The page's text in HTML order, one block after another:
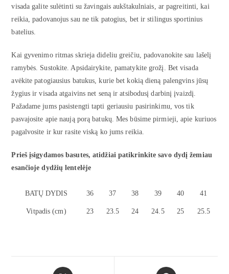
visada galite sulėtinti su žavingais aukštakulniais, ar pagreitinti, kai
reikia, padovanojus sau ne tik patogius, bet ir stilingus sportinius
batelius.
Kai gyvenimo ritmas skrieja dideliu greičiu, padovanokite sau lašelį
ramybės. Sustokite. Apsidairykite, pamatykite grožį. Bet visada
avėkite patogiausius batukus, kurie bet kokią dieną palengvins jūsų
žygius ir visada atgaivins net seną ir atsibodusį darbinį įvaizdį.
Pažadame jums pasistengti tapti geriausiu pasirinkimu, vos tik
pasvajosite apie naują porą batukų. Mes būsime pirmieji, apie kuriuos
pagalvosite ir kur rasite viską ko jums reikia.
Prieš įsigydamos basutes, atidžiai patikrinkite savo dydį žemiau
esančioje dydžių lentelėje
BATŲ DYDIS 36 37 38 39 40 41
Vitpadis (cm) 23 23.5 24 24.5 25 25.5